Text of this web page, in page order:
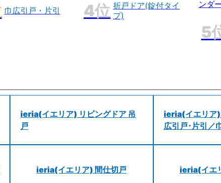
巾広引戸・片引
折戸ドア(錠付タイ
プ)
ieria(イエリア) リビングドア 吊
戸
ieria(イエリア)
広引戸･片引／
ieria(イエリア) 間仕切戸 ieria(イエ